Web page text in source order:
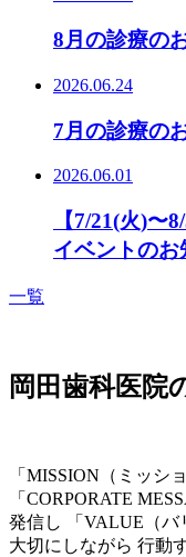
8月の診療の
2026.06.24
7月の診療の
2026.06.01
【7/21(火)〜
イベントのお
一覧
岡田歯科医院
「MISSION（ミッシ
「CORPORATE
発信し 「VALUE（バ
大切にしながら 行動